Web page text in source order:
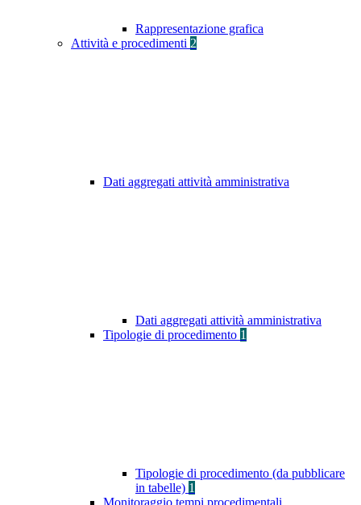
Rappresentazione grafica
Attività e procedimenti 2
Dati aggregati attività amministrativa
Dati aggregati attività amministrativa
Tipologie di procedimento 1
Tipologie di procedimento (da pubblicare
in tabelle) 1